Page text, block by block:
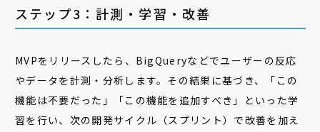
ステップ3：計測・学習・改善
MVPをリリースしたら、BigQueryなどでユーザーの反応
やデータを計測・分析します。その結果に基づき、「この
機能は不要だった」「この機能を追加すべき」といった学
習を行い、次の開発サイクル（スプリント）で改善を加え